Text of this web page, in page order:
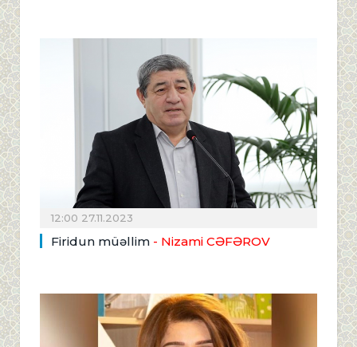
12:00 27.11.2023
Firidun müəllim - Nizami CƏFƏROV